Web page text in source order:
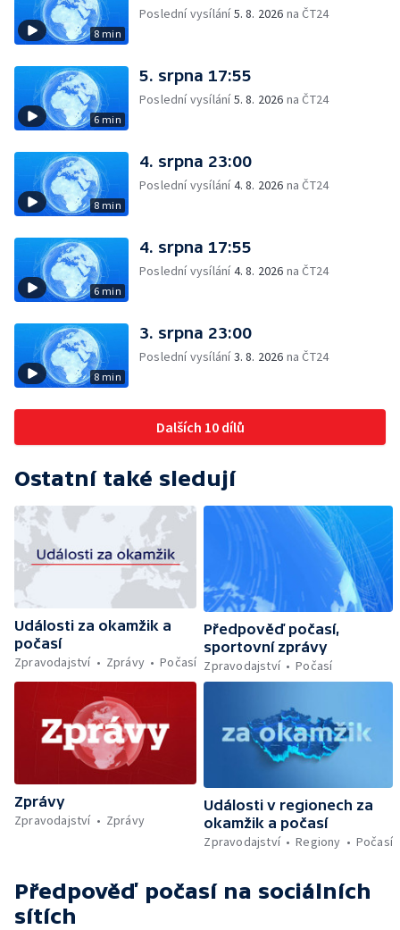
8 min
Poslední vysílání5. 8. 2026 na ČT24
6 min
5. srpna 17:55
Poslední vysílání5. 8. 2026 na ČT24
8 min
4. srpna 23:00
Poslední vysílání4. 8. 2026 na ČT24
6 min
4. srpna 17:55
Poslední vysílání4. 8. 2026 na ČT24
8 min
3. srpna 23:00
Poslední vysílání3. 8. 2026 na ČT24
Dalších 10 dílů
Ostatní také sledují
Události za okamžik a
počasí
Zpravodajství
Zprávy Počasí
Předpověď počasí,
sportovní zprávy
Zpravodajství
Počasí
Zprávy
Zpravodajství
Zprávy
Události v regionech za
okamžik a počasí
Zpravodajství
Regiony Počasí
Předpověď počasí na sociálních
sítích